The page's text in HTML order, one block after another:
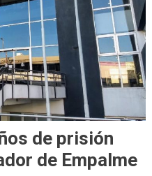
de prisión
de Empalme